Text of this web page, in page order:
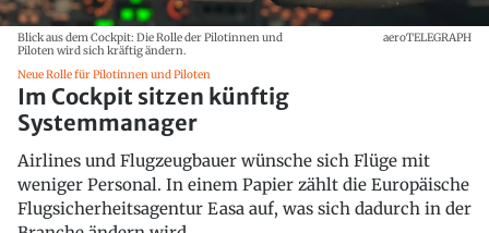
Blick aus dem Cockpit: Die Rolle der Pilotinnen und
Piloten wird sich kräftig ändern.
aeroTELEGRAPH
Neue Rolle für Pilotinnen und Piloten
Im Cockpit sitzen künftig
Systemmanager
Airlines und Flugzeugbauer wünsche sich Flüge mit
weniger Personal. In einem Papier zählt die Europäische
Flugsicherheitsagentur Easa auf, was sich dadurch in der